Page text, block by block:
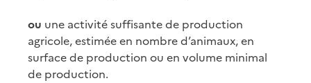
ou une activité suffisante de production
agricole, estimée en nombre d’animaux, en
surface de production ou en volume minimal
de production.